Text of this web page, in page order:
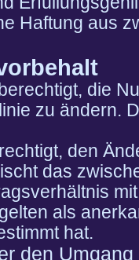
Haftung aus
die
zu ändern.
den
das
als
hat.
den